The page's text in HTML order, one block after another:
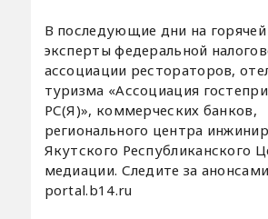
В последующие дни на
эксперты федеральной
ассоциации рестораторов,
туризма «Ассоциация
РС(Я)», коммерческих банков,
регионального центра
Якутского Республиканского
медиации. Следите за
portal.b14.ru